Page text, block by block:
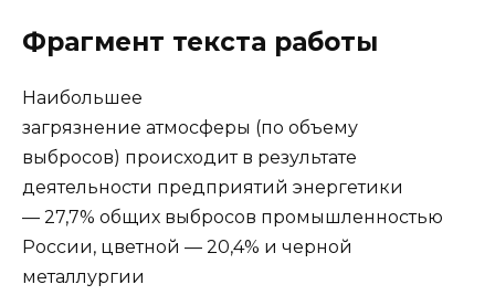
Фрагмент текста работы
Наибольшее
загрязнение атмосферы (по объему
выбросов) происходит в результате
деятельности предприятий энергетики
— 27,7% общих выбросов промышленностью
России, цветной — 20,4% и черной
металлургии